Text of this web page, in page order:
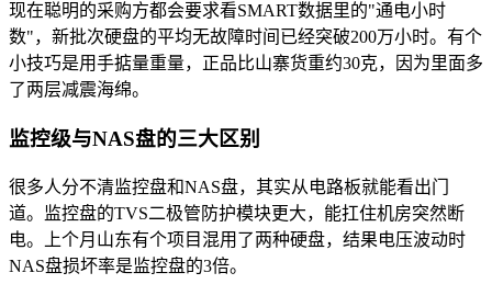
现在聪明的采购方都会要求看SMART数据里的"通电小时
数"，新批次硬盘的平均无故障时间已经突破200万小时。有个
小技巧是用手掂量重量，正品比山寨货重约30克，因为里面多
了两层减震海绵。
监控级与NAS盘的三大区别
很多人分不清监控盘和NAS盘，其实从电路板就能看出门
道。监控盘的TVS二极管防护模块更大，能扛住机房突然断
电。上个月山东有个项目混用了两种硬盘，结果电压波动时
NAS盘损坏率是监控盘的3倍。